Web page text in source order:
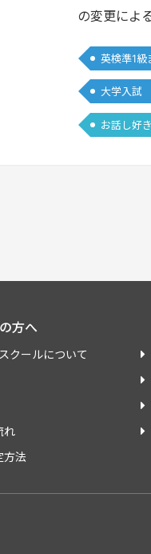
の変更によ
英検準1級
大学入試
お話し好き
方へ
クールについて
れ
方法